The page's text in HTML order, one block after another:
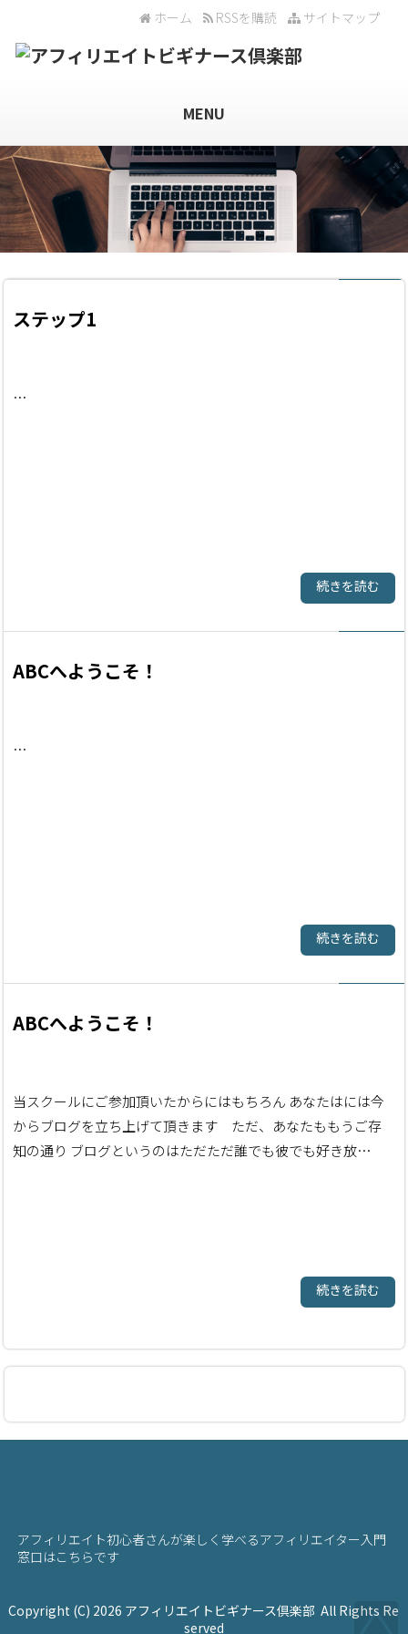
サイトマップ
RSSを購読
ホーム
MENU
ステップ1
…
続きを読む
ABCへようこそ！
…
続きを読む
ABCへようこそ！
当スクールにご参加頂いたからにはもちろん あなたはには今
からブログを立ち上げて頂きます ただ、あなたももうご存
知の通り ブログというのはただただ誰でも彼でも好き放…
続きを読む
アフィリエイト初心者さんが楽しく学べるアフィリエイター入門
窓口はこちらです
Copyright (C) 2026 アフィリエイトビギナース倶楽部 All Rights Re
served